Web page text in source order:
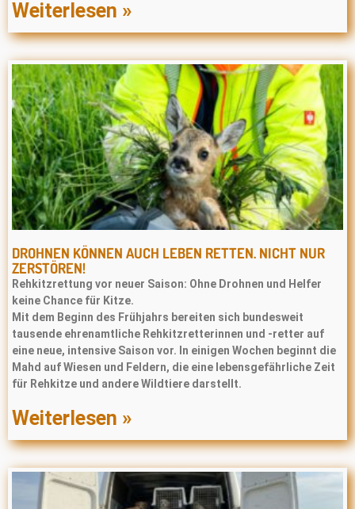
Weiterlesen »
DROHNEN KÖNNEN AUCH LEBEN RETTEN. NICHT NUR
ZERSTÖREN!
Rehkitzrettung vor neuer Saison: Ohne Drohnen und Helfer
keine Chance für Kitze.
Mit dem Beginn des Frühjahrs bereiten sich bundesweit
tausende ehrenamtliche Rehkitzretterinnen und -retter auf
eine neue, intensive Saison vor. In einigen Wochen beginnt die
Mahd auf Wiesen und Feldern, die eine lebensgefährliche Zeit
für Rehkitze und andere Wildtiere darstellt.
Weiterlesen »